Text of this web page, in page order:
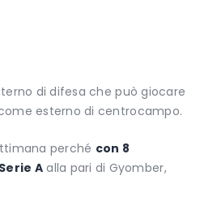
di difesa che può giocare
esterno di centrocampo.
perché con 8
Aalla pari di Gyomber,